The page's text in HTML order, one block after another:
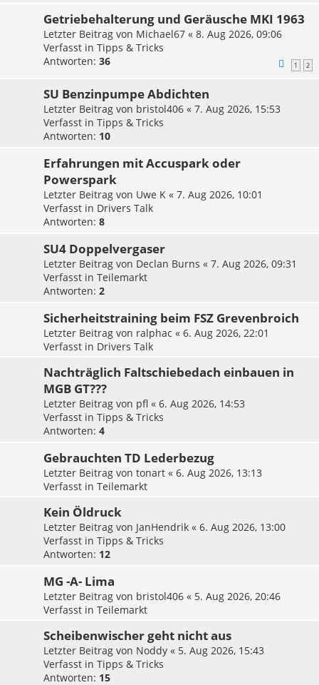
Getriebehalterung und Geräusche MKI 1963
Letzter Beitrag von Michael67 « 8. Aug 2026, 09:06
Verfasst in Tipps & Tricks
Antworten: 36 1 2
SU Benzinpumpe Abdichten
Letzter Beitrag von bristol406 « 7. Aug 2026, 15:53
Verfasst in Tipps & Tricks
Antworten: 10
Erfahrungen mit Accuspark oder
Powerspark
Letzter Beitrag von Uwe K « 7. Aug 2026, 10:01
Verfasst in Drivers Talk
Antworten: 8
SU4 Doppelvergaser
Letzter Beitrag von Declan Burns « 7. Aug 2026, 09:31
Verfasst in Teilemarkt
Antworten: 2
Sicherheitstraining beim FSZ Grevenbroich
Letzter Beitrag von ralphac « 6. Aug 2026, 22:01
Verfasst in Drivers Talk
Nachträglich Faltschiebedach einbauen in
MGB GT???
Letzter Beitrag von pfl « 6. Aug 2026, 14:53
Verfasst in Tipps & Tricks
Antworten: 4
Gebrauchten TD Lederbezug
Letzter Beitrag von tonart « 6. Aug 2026, 13:13
Verfasst in Teilemarkt
Kein Öldruck
Letzter Beitrag von JanHendrik « 6. Aug 2026, 13:00
Verfasst in Tipps & Tricks
Antworten: 12
MG -A- Lima
Letzter Beitrag von bristol406 « 5. Aug 2026, 20:46
Verfasst in Teilemarkt
Scheibenwischer geht nicht aus
Letzter Beitrag von Noddy « 5. Aug 2026, 15:43
Verfasst in Tipps & Tricks
Antworten: 15